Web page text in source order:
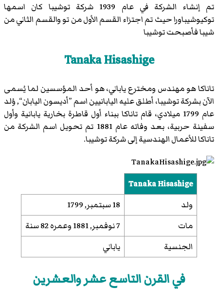
تم إنشاء الشركة في عام 1939 شركة توشيبا كان اسمها
توكيوشيباورا حيث تم اجتزاء القسم الأول من تو والقسم الثاني من
شيبا فأصبحت توشيبا
Tanaka Hisashige
تاناكا هو مهندس ومخترع ياباني، هو أحد المؤسسين لما يُسمى
الآن بشركة توشيبا، أطلق عليه اليابانيين اسم ”أديسون اليابان“, وُلد
عام 1799 ميلادي، قام تاناكا ببناء أول قاطرة بخارية يابانية وأول
سفينة حربية، بعد وفاته عام 1881 تم تحويل اسم الشركة من
تاناكا للأعمال الهندسية إلى شركة توشيبا.
Tanaka Hisashige
ولد
18 سبتمبر, 1799
مات
7 نوفمبر, 1881 وعمره 82 سنة
الجنسية
ياباني
في القرن التاسع عشر والعشرين